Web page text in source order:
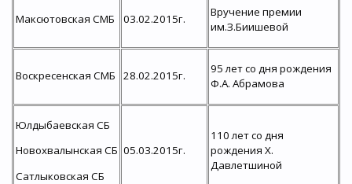
Максютовская СМБ 03.02.2015г.
Вручение премии
им.З.Биишевой
Воскресенская СМБ 28.02.2015г.
95 лет со дня рождения
Ф.А. Абрамова
Юлдыбаевская СБ
Новохвалынская СБ
Сатлыковская СБ
05.03.2015г.
110 лет со дня
рождения Х.
Давлетшиной